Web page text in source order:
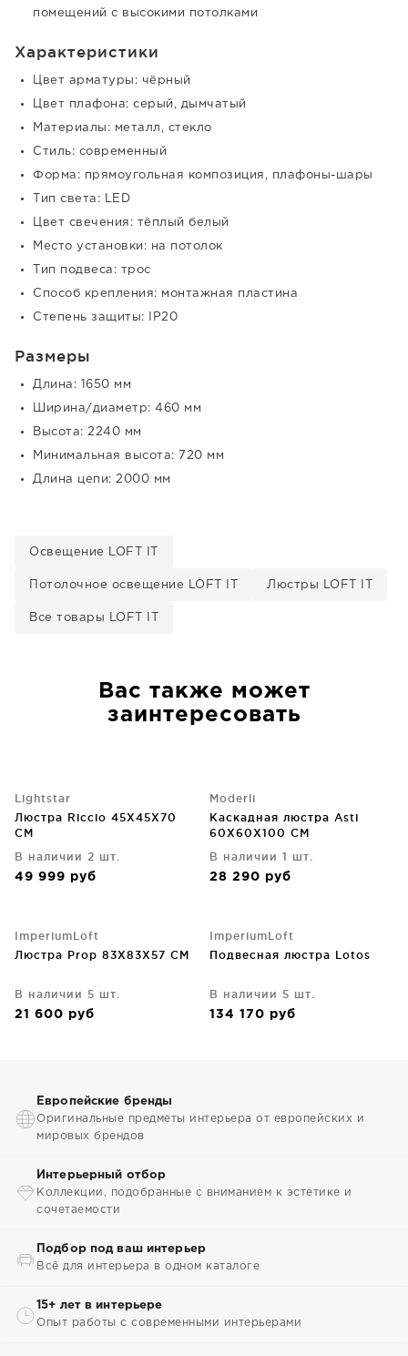
помещений с высокими потолками
Характеристики
Цвет арматуры: чёрный
Цвет плафона: серый, дымчатый
Материалы: металл, стекло
Стиль: современный
Форма: прямоугольная композиция, плафоны-шары
Тип света: LED
Цвет свечения: тёплый белый
Место установки: на потолок
Тип подвеса: трос
Способ крепления: монтажная пластина
Степень защиты: IP20
Размеры
Длина: 1650 мм
Ширина/диаметр: 460 мм
Высота: 2240 мм
Минимальная высота: 720 мм
Длина цепи: 2000 мм
Освещение LOFT IT
Потолочное освещение LOFT IT Люстры LOFT IT
Все товары LOFT IT
Вас также может
заинтересовать
Lightstar
Люстра Riccio 45X45X70
CM
В наличии 2 шт.
49 999 руб
Moderli
Каскадная люстра Asti
60X60X100 CM
В наличии 1 шт.
28 290 руб
ImperiumLoft
Люстра Prop 83X83X57 CM
В наличии 5 шт.
21 600 руб
ImperiumLoft
Подвесная люстра Lotos
В наличии 5 шт.
134 170 руб
Европейские бренды
Оригинальные предметы интерьера от европейских и
мировых брендов
Интерьерный отбор
Коллекции, подобранные с вниманием к эстетике и
сочетаемости
Подбор под ваш интерьер
Всё для интерьера в одном каталоге
15+ лет в интерьере
Опыт работы с современными интерьерами